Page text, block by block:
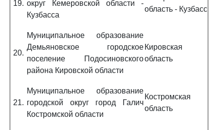
19. округ Кемеровской области -
Кузбасса
область - Кузбасс
20.
Муниципальное образование
Демьяновское городское
поселение Подосиновского
района Кировской области
Кировская
область
21.
Муниципальное образование
городской округ город Галич
Костромской области
Костромская
область